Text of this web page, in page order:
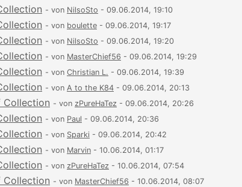
- von NilsoSto - 09.06.2014, 19:10
- von boulette - 09.06.2014, 19:17
- von NilsoSto - 09.06.2014, 19:20
- von MasterChief56 - 09.06.2014, 19:29
- von Christian L. - 09.06.2014, 19:39
- von A to the K84 - 09.06.2014, 20:13
Collection - von zPureHaTez - 09.06.2014, 20:26
- von Paul - 09.06.2014, 20:36
- von Sparki - 09.06.2014, 20:42
- von Marvin - 10.06.2014, 01:17
- von zPureHaTez - 10.06.2014, 07:54
Collection - von MasterChief56 - 10.06.2014, 08:07